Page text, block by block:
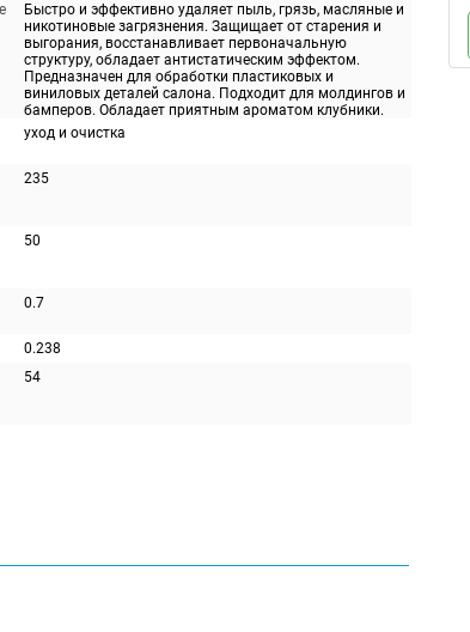
Быстро и эффективно удаляет пыль, грязь, масляные и
никотиновые загрязнения. Защищает от старения и
выгорания, восстанавливает первоначальную
структуру, обладает антистатическим эффектом.
Предназначен для обработки пластиковых и
виниловых деталей салона. Подходит для молдингов и
бамперов. Обладает приятным ароматом клубники.
уход и очистка
235
50
0.7
0.238
54